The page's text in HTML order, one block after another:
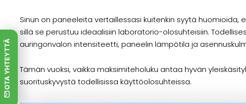
Sinun on paneeleita vertaillessasi kuitenkin syytä
sillä se perustuu ideaalisiin laboratorio-olosuhteisiin.
auringonvalon intensiteetti, paneelin lämpötila ja
Tämän vuoksi, vaikka maksimiteholuku antaa hyvän
suorituskyvystä todellisissa käyttöolosuhteissa.
OTA YHTEYTTÄ